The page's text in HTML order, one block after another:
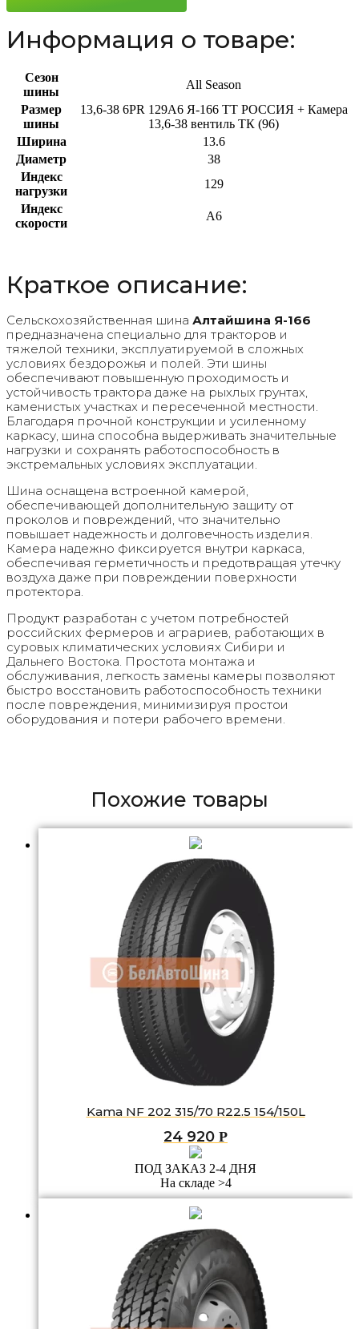
Информация о товаре:
Сезон
шины
All Season
Размер
шины
13,6-38 6PR 129A6 Я-166 TT РОССИЯ + Камера
13,6-38 вентиль ТК (96)
Ширина
13.6
Диаметр
38
Индекс
нагрузки
129
Индекс
скорости
A6
Краткое описание:
Сельскохозяйственная шина Алтайшина Я-166
предназначена специально для тракторов и
тяжелой техники, эксплуатируемой в сложных
условиях бездорожья и полей. Эти шины
обеспечивают повышенную проходимость и
устойчивость трактора даже на рыхлых грунтах,
каменистых участках и пересеченной местности.
Благодаря прочной конструкции и усиленному
каркасу, шина способна выдерживать значительные
нагрузки и сохранять работоспособность в
экстремальных условиях эксплуатации.
Шина оснащена встроенной камерой,
обеспечивающей дополнительную защиту от
проколов и повреждений, что значительно
повышает надежность и долговечность изделия.
Камера надежно фиксируется внутри каркаса,
обеспечивая герметичность и предотвращая утечку
воздуха даже при повреждении поверхности
протектора.
Продукт разработан с учетом потребностей
российских фермеров и аграриев, работающих в
суровых климатических условиях Сибири и
Дальнего Востока. Простота монтажа и
обслуживания, легкость замены камеры позволяют
быстро восстановить работоспособность техники
после повреждения, минимизируя простои
оборудования и потери рабочего времени.
Похожие товары
Kama NF 202 315/70 R22.5 154/150L
24 920 Р
ПОД ЗАКАЗ 2-4 ДНЯ
На складе >4